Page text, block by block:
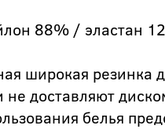
88% / эластан
широкая резинка
не доставляют
белья